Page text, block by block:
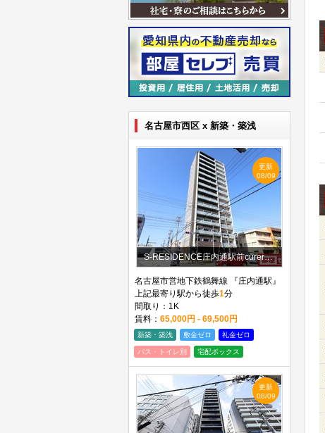
名古屋市西区 x 新築・築浅
更新
08/09
S-RESIDENCE庄内通駅前curere(クラーレ)
名古屋市営地下鉄鶴舞線 『庄内通駅』
上記最寄り駅から徒歩1分
間取り：1K
賃料： 65,000円 - 69,500円
新築・築浅 敷金ゼロ 礼金ゼロ
バス・トイレ別 宅配ボックス
更新
08/09